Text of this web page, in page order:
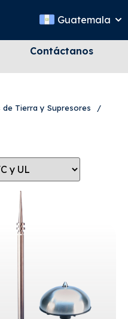
Guatemala
Contáctanos
Tierra y Supresores
/